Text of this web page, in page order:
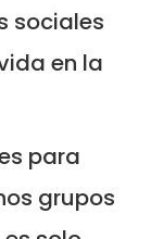
sociales
en la
para
grupos